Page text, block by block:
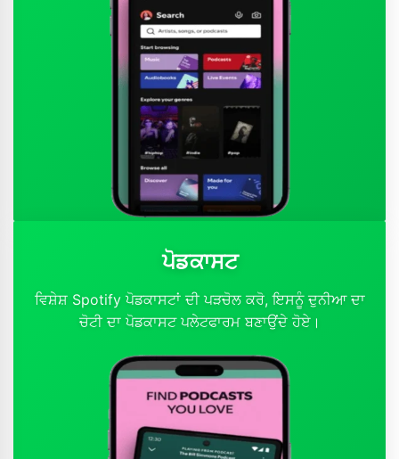
ਪੋਡਕਾਸਟ
ਵਿਸ਼ੇਸ਼ Spotify ਪੋਡਕਾਸਟਾਂ ਦੀ ਪੜਚੋਲ ਕਰੋ, ਇਸਨੂੰ ਦੁਨੀਆ ਦਾ
ਚੋਟੀ ਦਾ ਪੋਡਕਾਸਟ ਪਲੇਟਫਾਰਮ ਬਣਾਉਂਦੇ ਹੋਏ।